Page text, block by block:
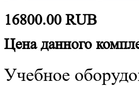
16800.00RUB
Цена данного
Учебное